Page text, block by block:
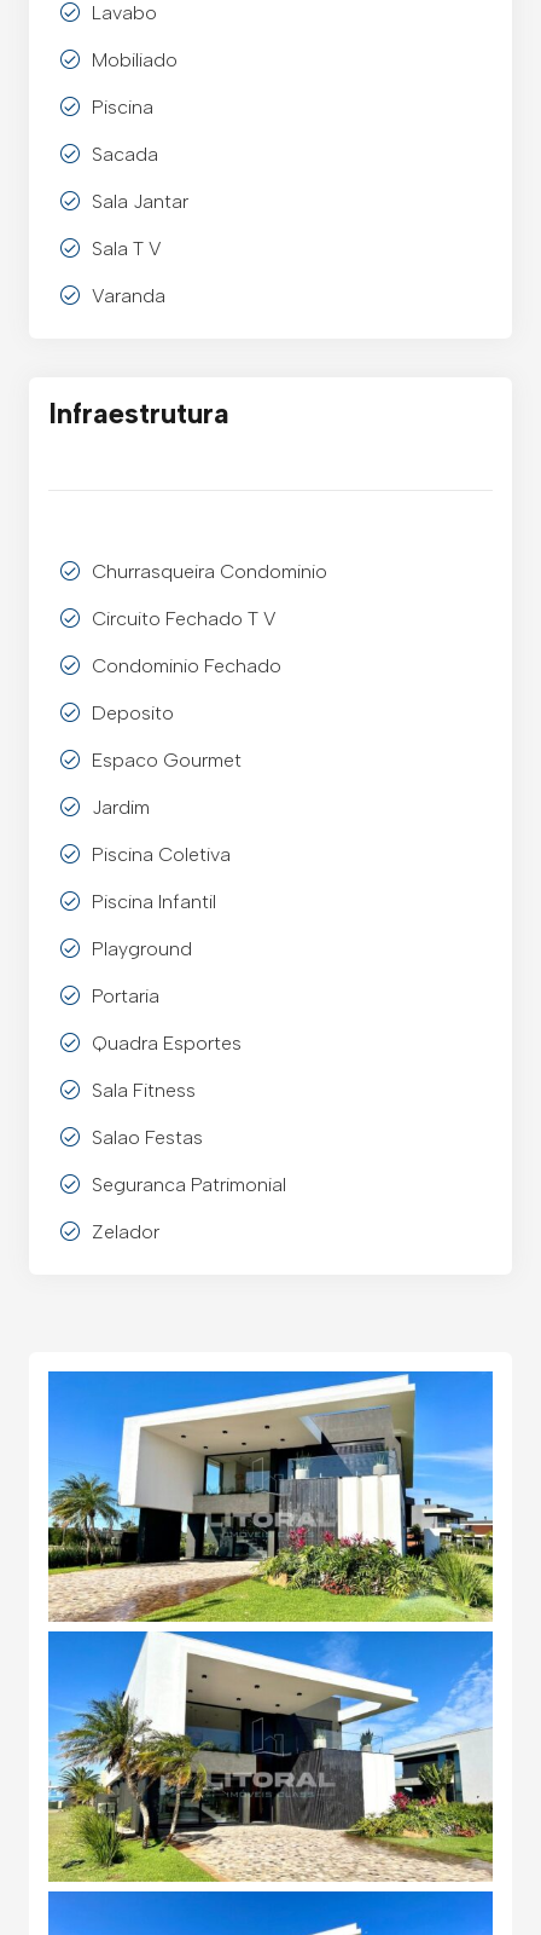
Lavabo
Mobiliado
Piscina
Sacada
Sala Jantar
Sala T V
Varanda
Infraestrutura
Churrasqueira Condominio
Circuito Fechado T V
Condominio Fechado
Deposito
Espaco Gourmet
Jardim
Piscina Coletiva
Piscina Infantil
Playground
Portaria
Quadra Esportes
Sala Fitness
Salao Festas
Seguranca Patrimonial
Zelador